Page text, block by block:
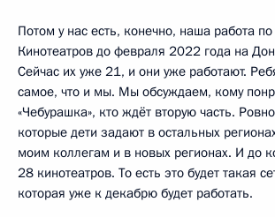
Потом у нас есть, конечно, наша работа
Кинотеатров до февраля 2022 года на
Сейчас их уже 21, и они уже работают.
самое, что и мы. Мы обсуждаем, кому
«Чебурашка», кто ждёт вторую часть.
которые дети задают в остальных
моим коллегам и в новых регионах. И до
28 кинотеатров. То есть это будет такая
которая уже к декабрю будет работать.